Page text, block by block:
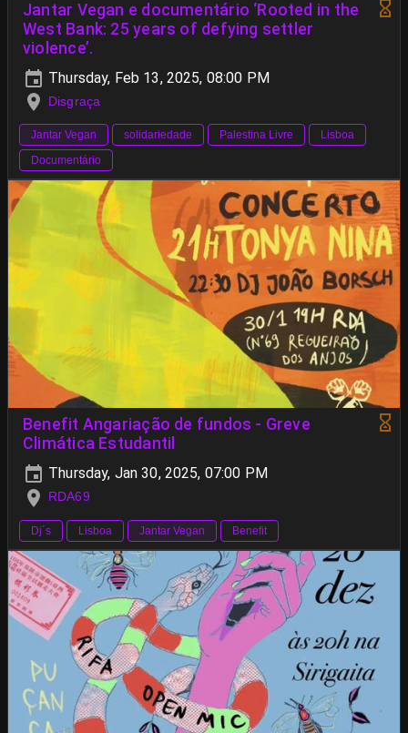
Jantar Vegan e documentário ‘Rooted in the
West Bank: 25 years of defying settler
violence’.
Thursday, Feb 13, 2025, 08:00 PM
Disgraça
Jantar Vegan solidariedade Palestina Livre
Lisboa
Documentário
Benefit Angariação de fundos - Greve
Climática Estudantil
Thursday, Jan 30, 2025, 07:00 PM
RDA69
Dj´s Lisboa Jantar Vegan Benefit